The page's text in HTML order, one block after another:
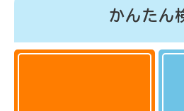
かんたん